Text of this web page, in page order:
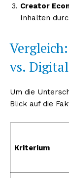
Creator
Inhalten
vs.
Um die
Blick auf die
Kriterium